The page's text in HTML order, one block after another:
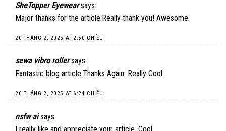
SheTopper Eyewear says:
Major thanks for the article.Really thank you! Awesome.
20 THÁNG 2, 2025 AT 2:50 CHIỀU
sewa vibro roller says:
Fantastic blog article.Thanks Again. Really Cool.
20 THÁNG 2, 2025 AT 6:24 CHIỀU
nsfw ai says: